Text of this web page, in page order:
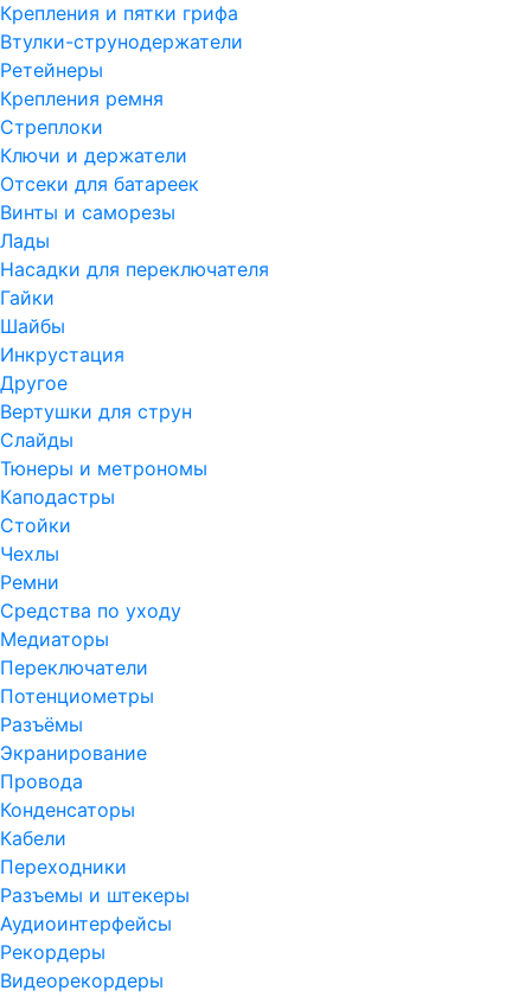
Крепления и пятки грифа
Втулки-струнодержатели
Ретейнеры
Крепления ремня
Стреплоки
Ключи и держатели
Отсеки для батареек
Винты и саморезы
Лады
Насадки для переключателя
Гайки
Шайбы
Инкрустация
Другое
Вертушки для струн
Слайды
Тюнеры и метрономы
Каподастры
Стойки
Чехлы
Ремни
Средства по уходу
Медиаторы
Переключатели
Потенциометры
Разъёмы
Экранирование
Провода
Конденсаторы
Кабели
Переходники
Разъемы и штекеры
Аудиоинтерфейсы
Рекордеры
Видеорекордеры